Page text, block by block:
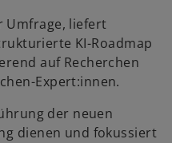
Umfrage, liefert
KI-Roadmap
auf Recherchen
Expert:innen.
der neuen
dienen und fokussiert